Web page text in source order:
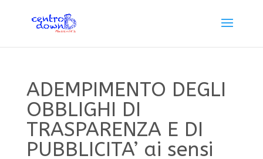
ADEMPIMENTO DEGLI
OBBLIGHI DI
TRASPARENZA E DI
PUBBLICITA’ ai sensi